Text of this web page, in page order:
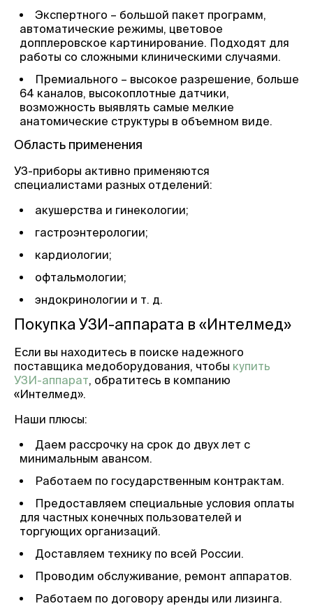
Экспертного – большой пакет программ,
автоматические режимы, цветовое
допплеровское картинирование. Подходят для
работы со сложными клиническими случаями.
Премиального – высокое разрешение, больше
64 каналов, высокоплотные датчики,
возможность выявлять самые мелкие
анатомические структуры в объемном виде.
Область применения
УЗ-приборы активно применяются
специалистами разных отделений:
акушерства и гинекологии;
гастроэнтерологии;
кардиологии;
офтальмологии;
эндокринологии и т. д.
Покупка УЗИ-аппарата в «Интелмед»
Если вы находитесь в поиске надежного
поставщика медоборудования, чтобы купить
УЗИ-аппарат, обратитесь в компанию
«Интелмед».
Наши плюсы:
Даем рассрочку на срок до двух лет с
минимальным авансом.
Работаем по государственным контрактам.
Предоставляем специальные условия оплаты
для частных конечных пользователей и
торгующих организаций.
Доставляем технику по всей России.
Проводим обслуживание, ремонт аппаратов.
Работаем по договору аренды или лизинга.